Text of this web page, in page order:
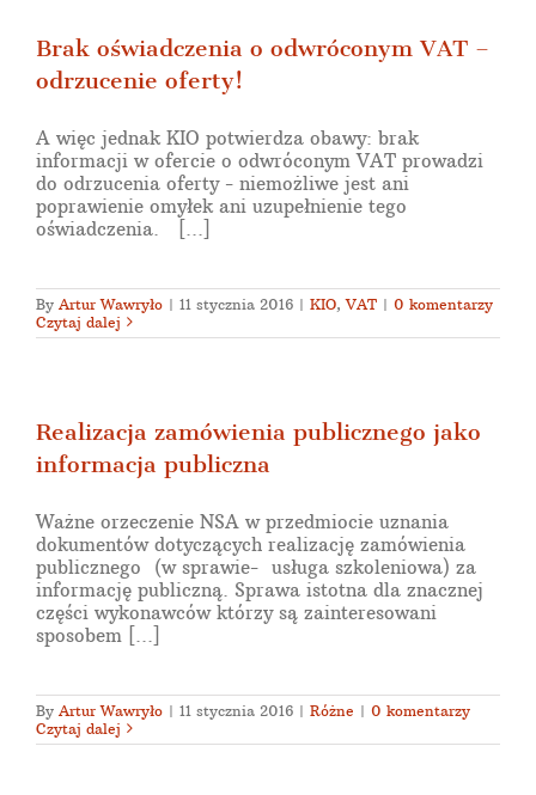
Brak oświadczenia o odwróconym VAT –
odrzucenie oferty!
A więc jednak KIO potwierdza obawy: brak
informacji w ofercie o odwróconym VAT prowadzi
do odrzucenia oferty - niemożliwe jest ani
poprawienie omyłek ani uzupełnienie tego
oświadczenia. [...]
By Artur Wawryło | 11 stycznia 2016 | KIO,VAT | 0 komentarzy
Czytaj dalej
Realizacja zamówienia publicznego jako
informacja publiczna
Ważne orzeczenie NSA w przedmiocie uznania
dokumentów dotyczących realizację zamówienia
publicznego (w sprawie- usługa szkoleniowa) za
informację publiczną. Sprawa istotna dla znacznej
części wykonawców którzy są zainteresowani
sposobem [...]
By Artur Wawryło | 11 stycznia 2016 | Różne | 0 komentarzy
Czytaj dalej